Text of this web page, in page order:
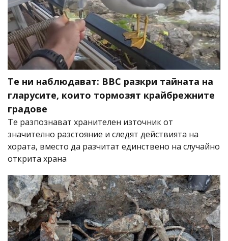
Те ни наблюдават: BBC разкри тайната на
гларусите, които тормозят крайбрежните
градове
Те разпознават хранителен източник от
значително разстояние и следят действията на
хората, вместо да разчитат единствено на случайно
открита храна